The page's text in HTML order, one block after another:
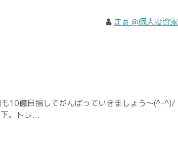
まぁ @個人投資家
も10億目指してがんばっていきましょう〜(^-^)/
。トレ...